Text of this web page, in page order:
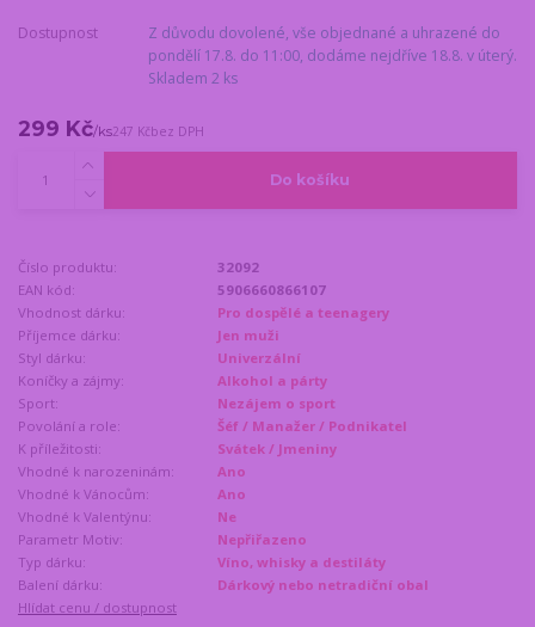
Dostupnost
Z důvodu dovolené, vše objednané a uhrazené do
pondělí 17.8. do 11:00, dodáme nejdříve 18.8. v úterý.
Skladem 2 ks
299 Kč/ks247 Kčbez DPH
Do košíku
Číslo produktu:
32092
EAN kód:
5906660866107
Vhodnost dárku:
Pro dospělé a teenagery
Příjemce dárku:
Jen muži
Styl dárku:
Univerzální
Koníčky a zájmy:
Alkohol a párty
Sport:
Nezájem o sport
Povolání a role:
Šéf / Manažer / Podnikatel
K příležitosti:
Svátek / Jmeniny
Vhodné k narozeninám:
Ano
Vhodné k Vánocům:
Ano
Vhodné k Valentýnu:
Ne
Parametr Motiv:
Nepřiřazeno
Typ dárku:
Víno, whisky a destiláty
Balení dárku:
Dárkový nebo netradiční obal
Hlídat cenu / dostupnost